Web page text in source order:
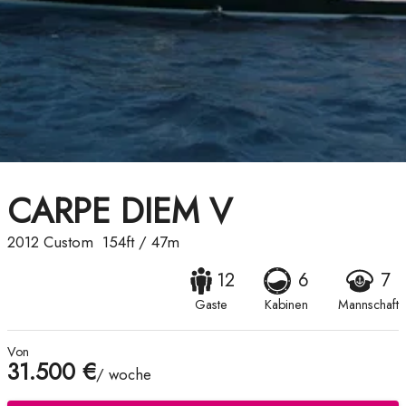
CARPE DIEM V
2012 Custom 154ft/ 47m
12
Gaste
6
Kabinen
7
Mannschaft
Von
31.500 €/ woche